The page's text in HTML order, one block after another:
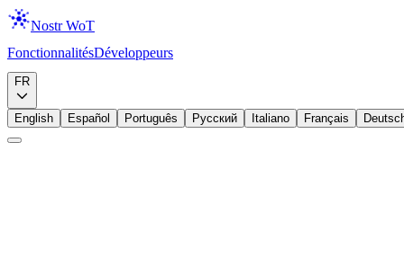
Nostr WoT
FonctionnalitésDéveloppeurs
FR
English Español Português Русский Italiano Français